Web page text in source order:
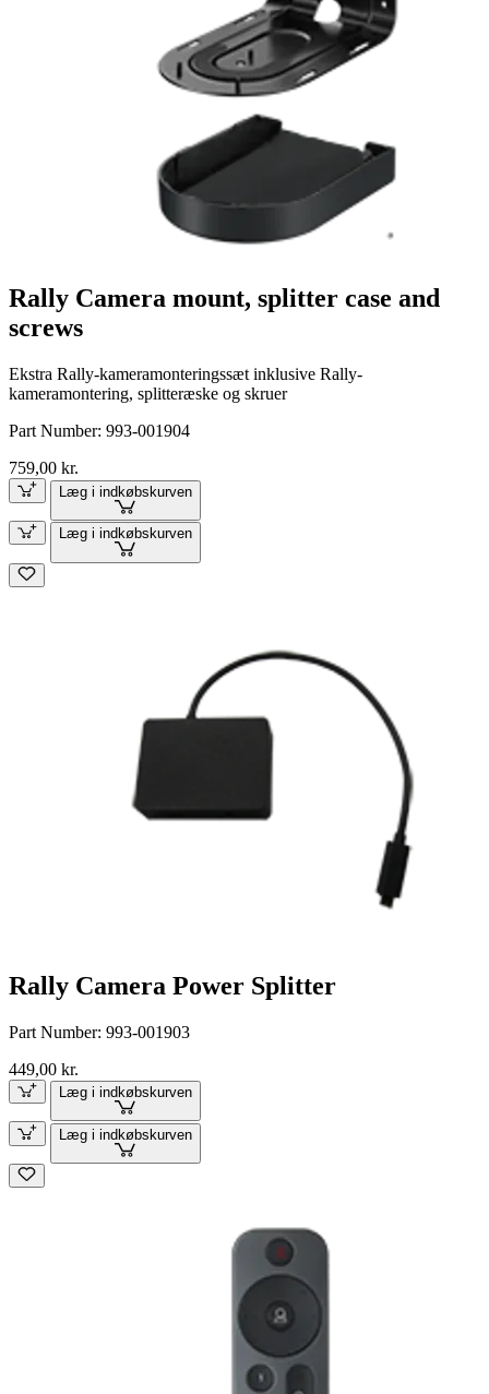
Rally Camera mount, splitter case and
screws
Ekstra Rally-kameramonteringssæt inklusive Rally-
kameramontering, splitteræske og skruer
Part Number: 993-001904
759,00 kr.
Læg i indkøbskurven
Læg i indkøbskurven
Rally Camera Power Splitter
Part Number: 993-001903
449,00 kr.
Læg i indkøbskurven
Læg i indkøbskurven